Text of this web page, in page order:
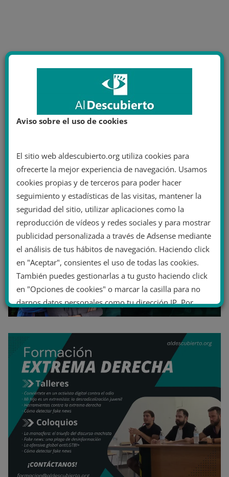
Aviso sobre el uso de cookies
El sitio web aldescubierto.org utiliza cookies para
ofrecerte la mejor experiencia de navegación. Usamos
cookies propias y de terceros para poder hacer
seguimiento y estadísticas de las visitas, mantener la
seguridad del sitio, utilizar aplicaciones como la
reproducción de vídeos y redes sociales y para mostrar
publicidad personalizada a través de Adsense mediante
el análisis de tus hábitos de navegación. Haciendo click
en "Aceptar", consientes el uso de todas las cookies.
También puedes gestionarlas a tu gusto haciendo click
en "Opciones de cookies" o marcar la casilla para no
darnos datos personales como tu dirección IP. Por
último, puedes leer nuestra Política de cookies.
No dar mi información personal
Opciones de cookies Aceptar cookies
Rechazar cookies Política de cookies